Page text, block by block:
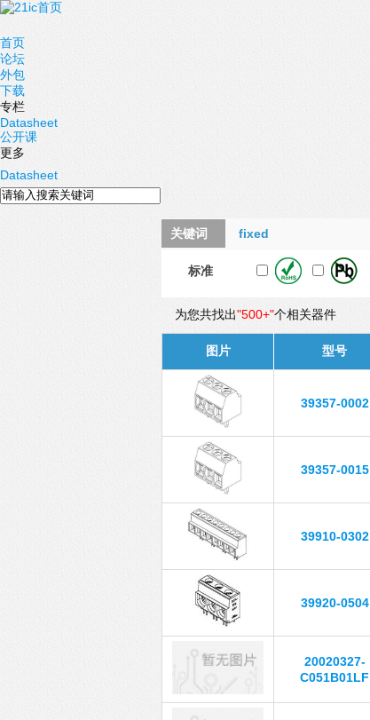
首页
论坛
外包
下载
专栏
Datasheet
公开课
更多
Datasheet
关键词 fixed
标准
为您共找出"500+"个相关器件
图片 型号
39357-0002
39357-0015
39910-0302
39920-0504
20020327-
C051B01LF